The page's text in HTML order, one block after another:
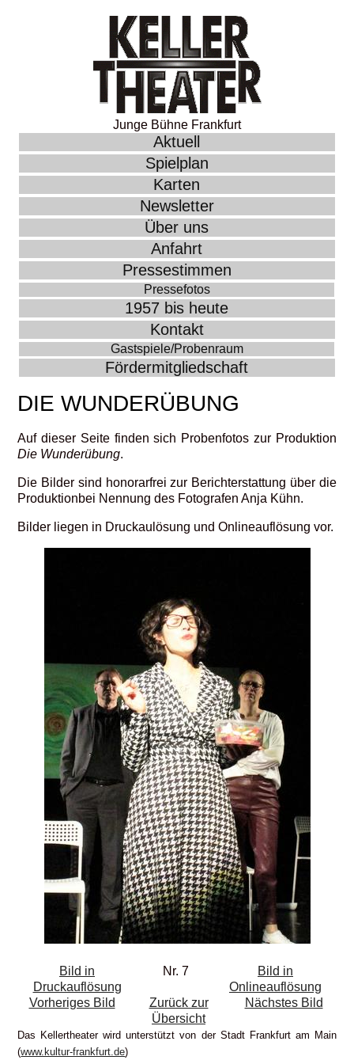
Junge Bühne Frankfurt
Aktuell
Spielplan
Karten
Newsletter
Über uns
Anfahrt
Pressestimmen
Pressefotos
1957 bis heute
Kontakt
Gastspiele/Probenraum
Fördermitgliedschaft
DIE WUNDERÜBUNG
Auf dieser Seite finden sich Probenfotos zur Produktion
Die Wunderübung.
Die Bilder sind honorarfrei zur Berichterstattung über die
Produktionbei Nennung des Fotografen Anja Kühn.
Bilder liegen in Druckaulösung und Onlineauflösung vor.
Bild in
Druckauflösung
Nr. 7
Bild in
Onlineauflösung
Vorheriges Bild
Zurück zur
Übersicht
Nächstes Bild
Das Kellertheater wird unterstützt von der Stadt Frankfurt am Main
(www.kultur-frankfurt.de)